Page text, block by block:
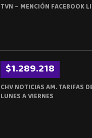
TVN – MENCIÓN FACEBOOK
$1.289.218
CHV NOTICIAS AM. TARIFAS
LUNES A VIERNES